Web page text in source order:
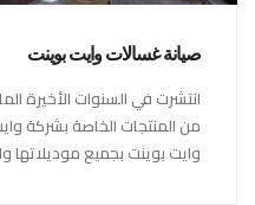
صيانة غسالات وايت بوينت
انتشرت في السنوات الأخيرة
من المنتجات الخاصة بشركة
وايت بوينت بجميع موديلاتها